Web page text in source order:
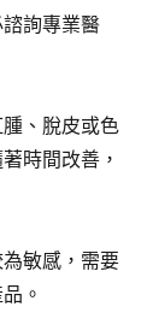
諮詢專業醫
、脫皮或色
時間改善，
敏感，需要
。